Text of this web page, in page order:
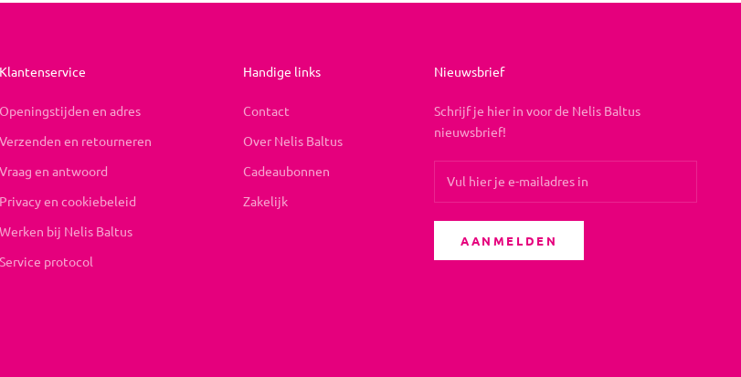
Klantenservice
Openingstijden en adres
Verzenden en retourneren
Vraag en antwoord
Privacy en cookiebeleid
Werken bij Nelis Baltus
Service protocol
Handige links
Contact
Over Nelis Baltus
Cadeaubonnen
Zakelijk
Nieuwsbrief
Schrijf je hier in voor de Nelis Baltus
nieuwsbrief!
AANMELDEN